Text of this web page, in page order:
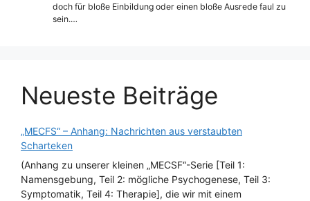
doch für bloße Einbildung oder einen bloße Ausrede faul zu
sein.…
Neueste Beiträge
„MECFS“ – Anhang: Nachrichten aus verstaubten
Scharteken
(Anhang zu unserer kleinen „MECSF“-Serie [Teil 1:
Namensgebung, Teil 2: mögliche Psychogenese, Teil 3:
Symptomatik, Teil 4: Therapie], die wir mit einem